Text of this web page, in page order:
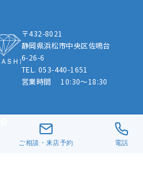
〒432-8021
静岡県浜松市中央区佐鳴台
6-26-6
TEL. 053-440-1651
営業時間 10:30～18:30
ご相談・来店予約 電話